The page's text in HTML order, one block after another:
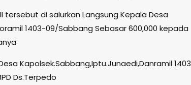
tersebut di salurkan Langsung Kepala Desa
1403-09/Sabbang Sebasar 600,000 kepada
Kapolsek.Sabbang,Iptu.Junaedi,Danramil 1403
Ds.Terpedo